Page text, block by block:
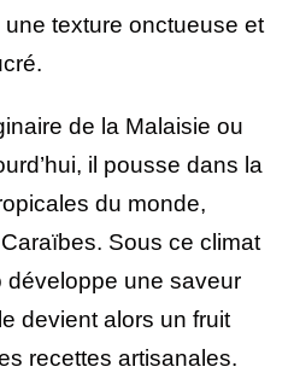
texture onctueuse et
de la Malaisie ou
il pousse dans la
du monde,
Sous ce climat
développe une saveur
devient alors un fruit
recettes artisanales.